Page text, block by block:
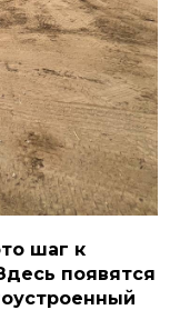
шаг к
появятся